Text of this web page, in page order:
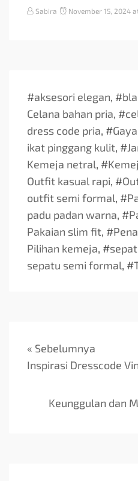
Sabira November 15, 2024
#aksesori elegan, #
Celana bahan pria, #
dress code pria, #
ikat pinggang kulit, #
Kemeja netral, #
Outfit kasual rapi, #
outfit semi formal, #
padu padan warna, #
Pakaian slim fit, #
Pilihan kemeja, #
sepatu semi formal, #
« Sebelumnya